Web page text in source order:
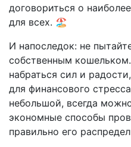
договориться о
для всех. 🏖️
И напоследок: не
собственным
набраться сил и
для финансового
небольшой, всегда
экономные способы
правильно его